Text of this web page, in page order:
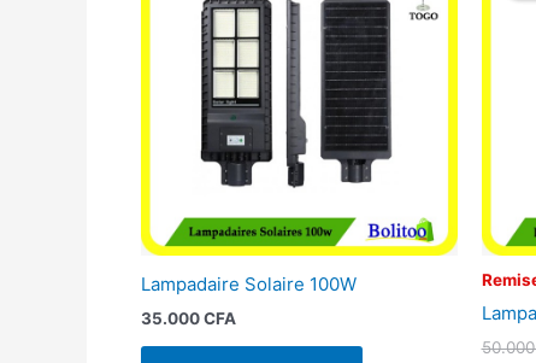
Lampadaire Solaire 100W
35.000CFA